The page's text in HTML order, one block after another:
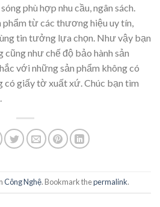
phù hợp nhu cầu, ngân sách.
từ các thương hiệu uy tín,
tin tưởng lựa chọn. Như vậy bạn
như chế độ bảo hành sản
với những sản phẩm không có
có giấy tờ xuất xứ. Chúc bạn tìm
Công Nghệ. Bookmark thepermalink.